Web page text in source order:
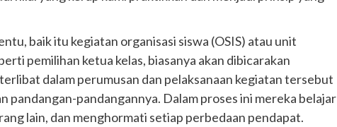
baik itu kegiatan organisasi siswa (OSIS) atau unit
pemilihan ketua kelas, biasanya akan dibicarakan
dalam perumusan dan pelaksanaan kegiatan tersebut
pandangannya. Dalam proses ini mereka belajar
lain, dan menghormati setiap perbedaan pendapat.